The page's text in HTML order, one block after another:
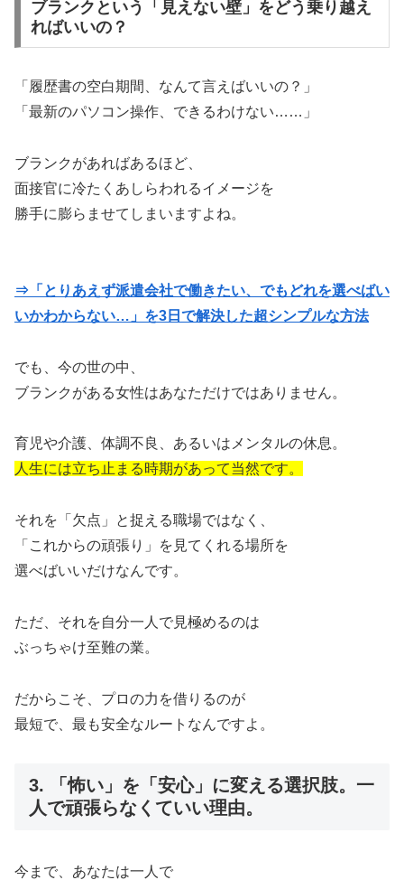
ブランクという「見えない壁」をどう乗り越え
ればいいの？
「履歴書の空白期間、なんて言えばいいの？」
「最新のパソコン操作、できるわけない……」
ブランクがあればあるほど、
面接官に冷たくあしらわれるイメージを
勝手に膨らませてしまいますよね。
⇒「とりあえず派遣会社で働きたい、でもどれを選べばい
いかわからない…」を3日で解決した超シンプルな方法
でも、今の世の中、
ブランクがある女性はあなただけではありません。
育児や介護、体調不良、あるいはメンタルの休息。
人生には立ち止まる時期があって当然です。
それを「欠点」と捉える職場ではなく、
「これからの頑張り」を見てくれる場所を
選べばいいだけなんです。
ただ、それを自分一人で見極めるのは
ぶっちゃけ至難の業。
だからこそ、プロの力を借りるのが
最短で、最も安全なルートなんですよ。
3. 「怖い」を「安心」に変える選択肢。一
人で頑張らなくていい理由。
今まで、あなたは一人で